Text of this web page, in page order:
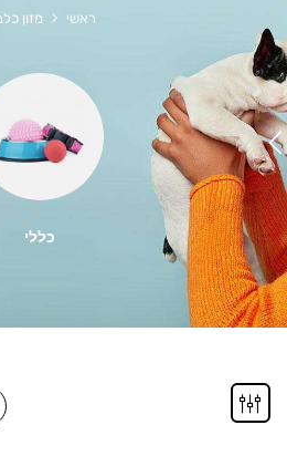
ראשי מזון כלבים
כללי